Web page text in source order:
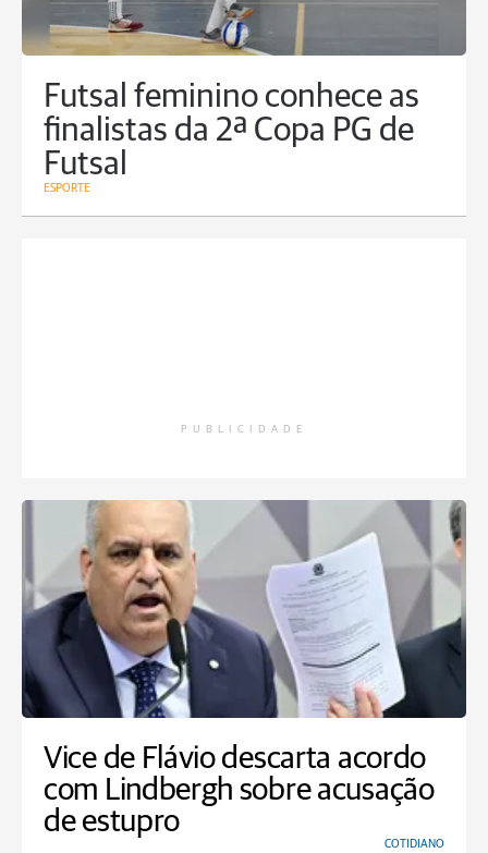
Futsal feminino conhece as
finalistas da 2ª Copa PG de
Futsal
ESPORTE
PUBLICIDADE
Vice de Flávio descarta acordo
com Lindbergh sobre acusação
de estupro
COTIDIANO